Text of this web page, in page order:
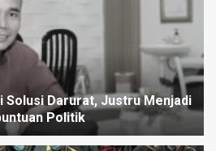
Solusi Darurat, Justru Menjadi
Politik